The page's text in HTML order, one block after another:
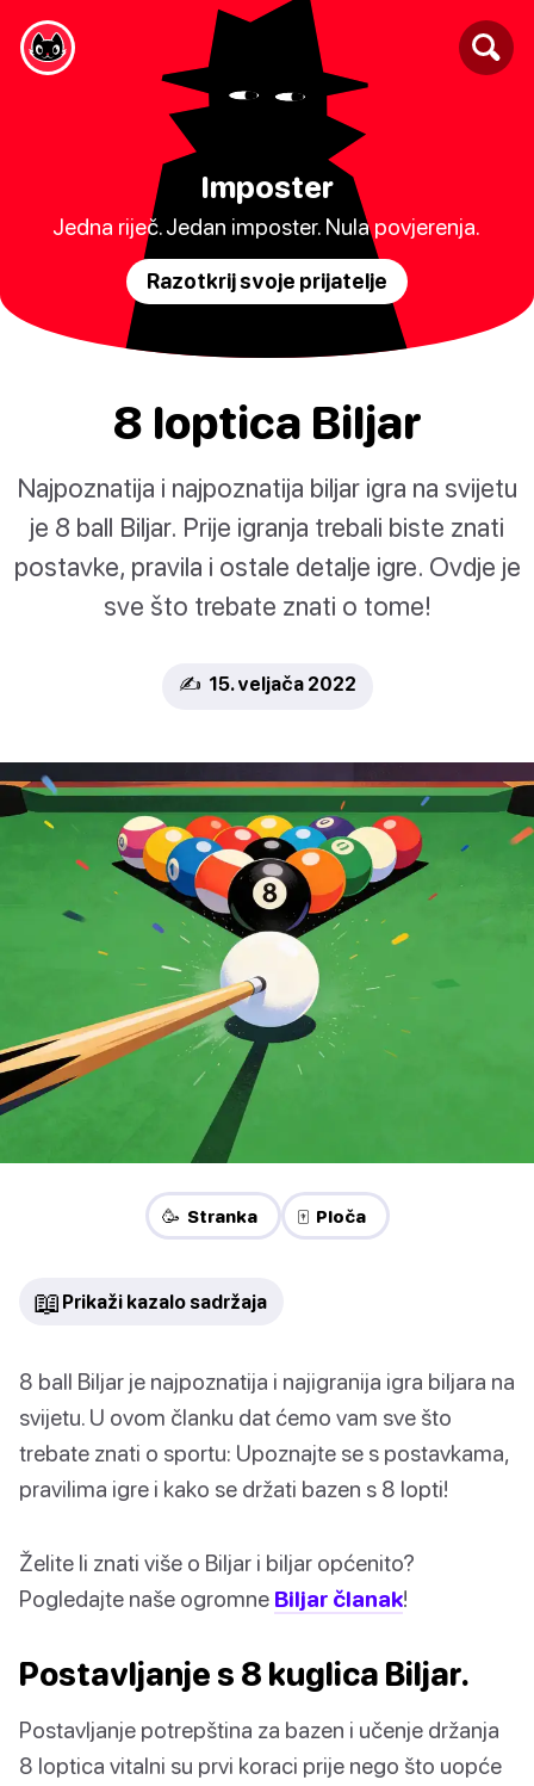
Imposter
Jedna riječ. Jedan imposter. Nula povjerenja.
Razotkrij svoje prijatelje
8 loptica Biljar
Najpoznatija i najpoznatija biljar igra na svijetu
je 8 ball Biljar. Prije igranja trebali biste znati
postavke, pravila i ostale detalje igre. Ovdje je
sve što trebate znati o tome!
✍️ 15. veljača 2022
🥳 Stranka 🀄 Ploča
📖 Prikaži kazalo sadržaja
8 ball Biljar je najpoznatija i najigranija igra biljara na
svijetu. U ovom članku dat ćemo vam sve što
trebate znati o sportu: Upoznajte se s postavkama,
pravilima igre i kako se držati bazen s 8 lopti!
Želite li znati više o Biljar i biljar općenito?
Pogledajte naše ogromne Biljar članak!
Postavljanje s 8 kuglica Biljar.
Postavljanje potrepština za bazen i učenje držanja
8 loptica vitalni su prvi koraci prije nego što uopće